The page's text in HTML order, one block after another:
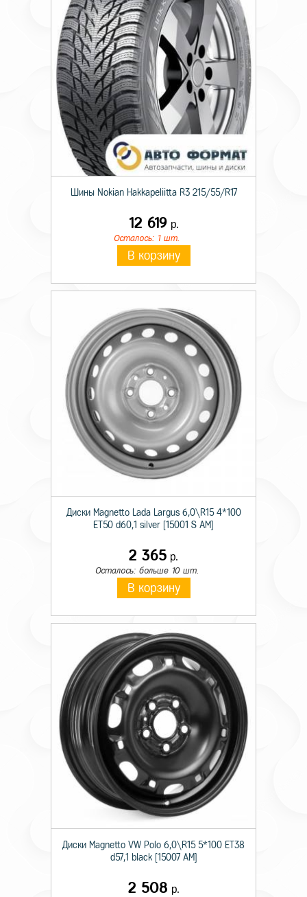
silver
Шины Nokian Hakkapeliitta R3 215/55/R17
12 619р.
Осталось: 1 шт.
В корзину
Диски Magnetto Lada Largus 6,0\R15 4*100
ET50 d60,1 silver [15001 S AM]
2 365 р.
Осталось: больше 10 шт.
В корзину
Диски Magnetto VW Polo 6,0\R15 5*100 ET38
d57,1 black [15007 AM]
2 508 р.